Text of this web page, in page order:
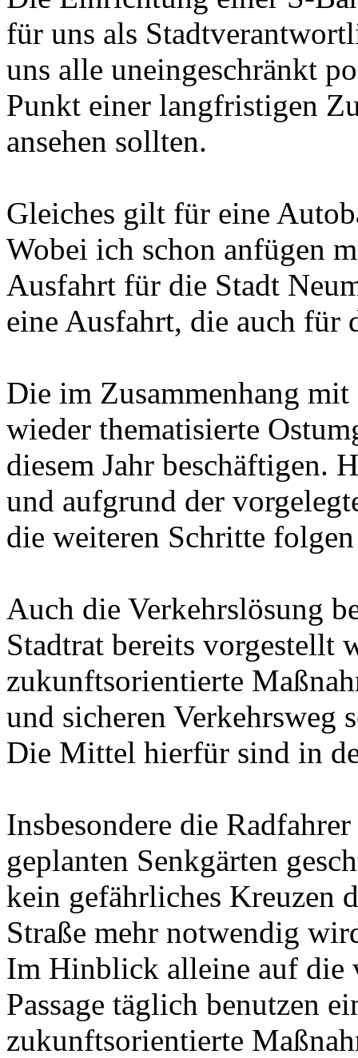
für uns als
uns alle uneingeschränkt
Punkt einer langfristigen
ansehen sollten.
Gleiches gilt für eine
Wobei ich schon anfügen
Ausfahrt für die Stadt
eine Ausfahrt, die auch für
Die im Zusammenhang
wieder thematisierte
diesem Jahr beschäftigen.
und aufgrund der
die weiteren Schritte folgen
Auch die Verkehrslösung
Stadtrat bereits vorgestellt
zukunftsorientierte
und sicheren Verkehrsweg
Die Mittel hierfür sind in
Insbesondere die
geplanten Senkgärten
kein gefährliches Kreuzen
Straße mehr notwendig
Im Hinblick alleine auf die
Passage täglich benutzen
zukunftsorientierte